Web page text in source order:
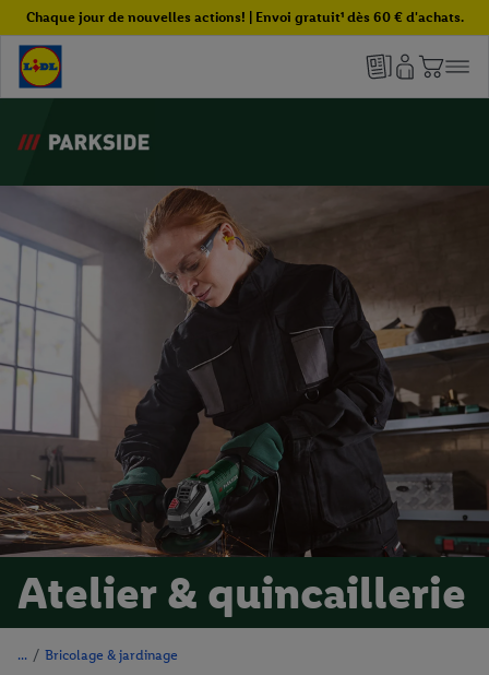
Chaque jour de nouvelles actions! | Envoi gratuit¹ dès 60 € d'achats.
Atelier & quincaillerie
/ Bricolage & jardinage